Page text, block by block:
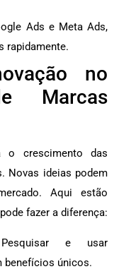
Ads e Meta Ads,
rapidamente.
no
Marcas
o crescimento das
Novas ideias podem
Aqui estão
fazer a diferença:
e usar
benefícios únicos.